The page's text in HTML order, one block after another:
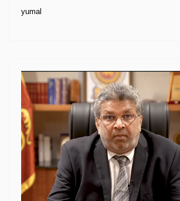
yumal